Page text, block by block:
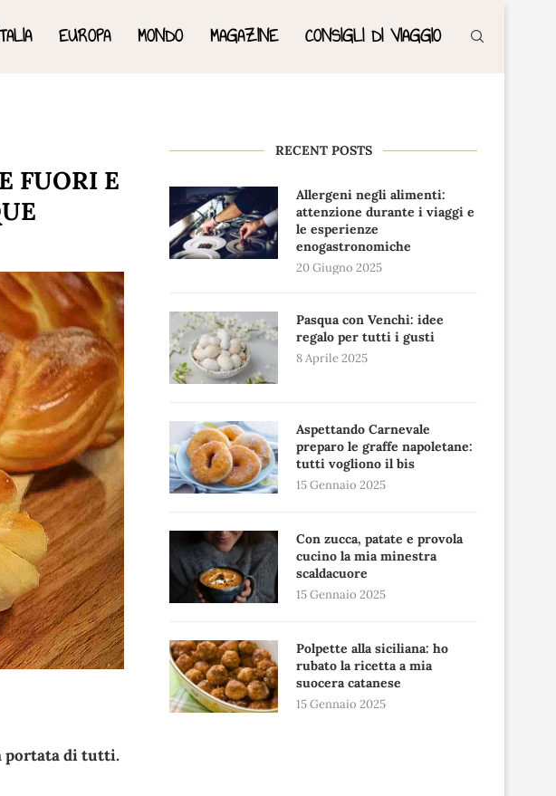
EUROPA MONDO MAGAZINE CONSIGLI DI VIAGGIO
FUORI E
portata di tutti.
RECENT POSTS
Allergeni negli alimenti:
attenzione durante i viaggi e
le esperienze
enogastronomiche
20 Giugno 2025
Pasqua con Venchi: idee
regalo per tutti i gusti
8 Aprile 2025
Aspettando Carnevale
preparo le graffe napoletane:
tutti vogliono il bis
15 Gennaio 2025
Con zucca, patate e provola
cucino la mia minestra
scaldacuore
15 Gennaio 2025
Polpette alla siciliana: ho
rubato la ricetta a mia
suocera catanese
15 Gennaio 2025